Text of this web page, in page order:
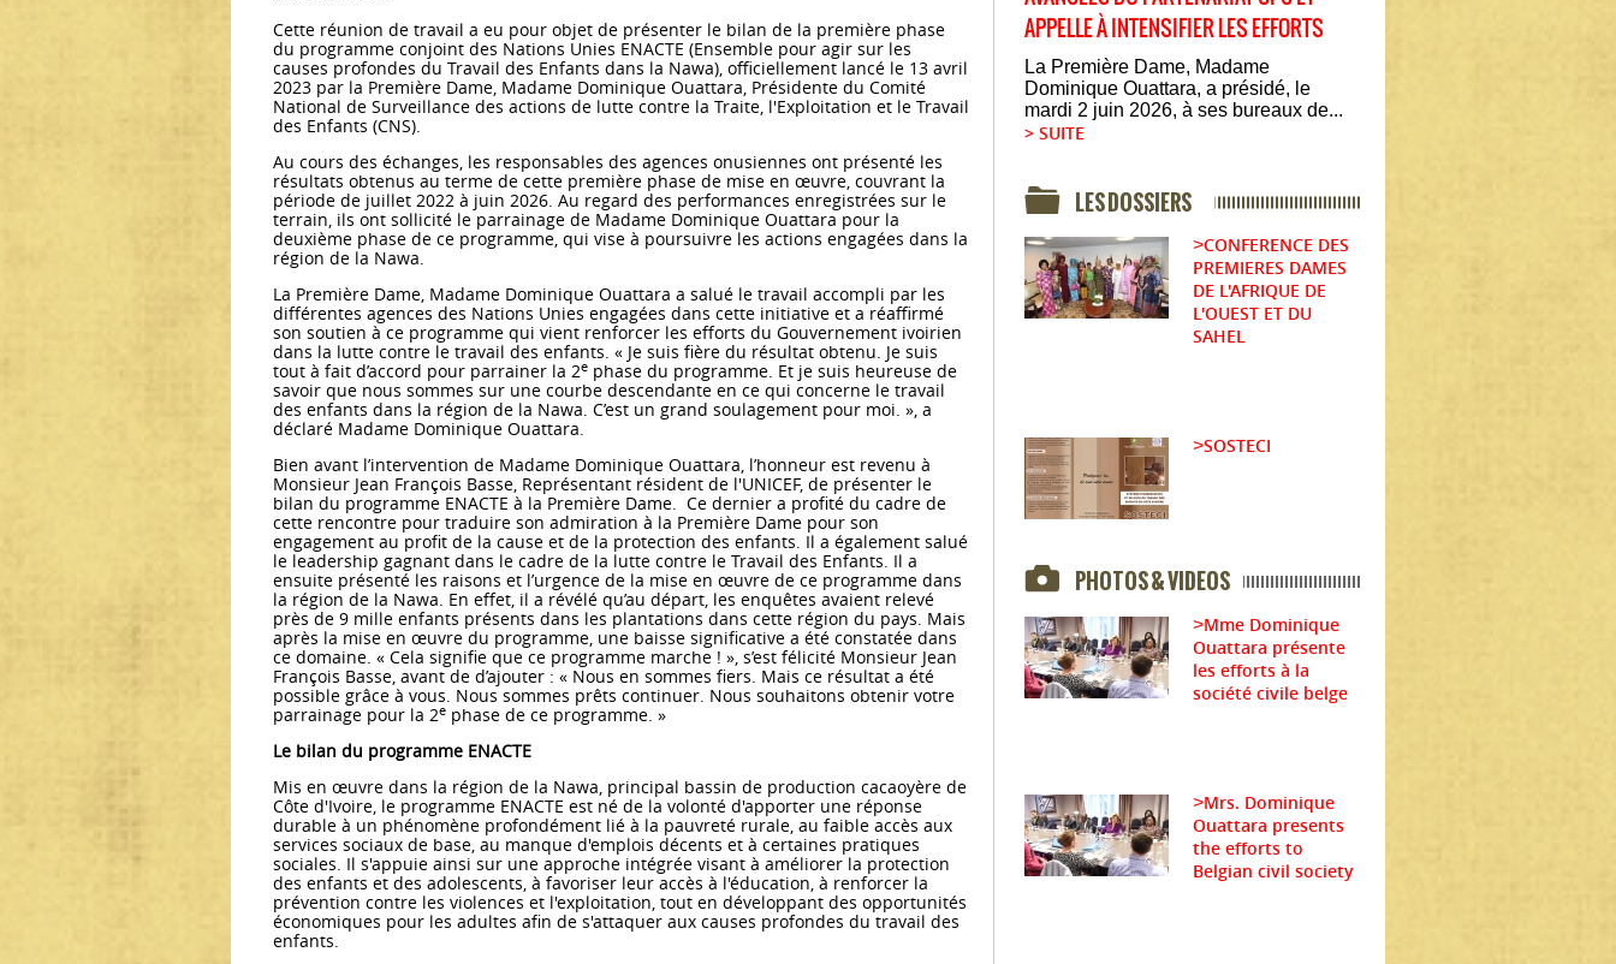
Cette réunion de travail a eu pour objet de présenter le bilan de la première phase
du programme conjoint des Nations Unies ENACTE (Ensemble pour agir sur les
causes profondes du Travail des Enfants dans la Nawa), officiellement lancé le 13 avril
2023 par la Première Dame, Madame Dominique Ouattara, Présidente du Comité
National de Surveillance des actions de lutte contre la Traite, l'Exploitation et le Travail
des Enfants (CNS).
Au cours des échanges, les responsables des agences onusiennes ont présenté les
résultats obtenus au terme de cette première phase de mise en œuvre, couvrant la
période de juillet 2022 à juin 2026. Au regard des performances enregistrées sur le
terrain, ils ont sollicité le parrainage de Madame Dominique Ouattara pour la
deuxième phase de ce programme, qui vise à poursuivre les actions engagées dans la
région de la Nawa.
La Première Dame, Madame Dominique Ouattara a salué le travail accompli par les
différentes agences des Nations Unies engagées dans cette initiative et a réaffirmé
son soutien à ce programme qui vient renforcer les efforts du Gouvernement ivoirien
dans la lutte contre le travail des enfants. « Je suis fière du résultat obtenu. Je suis
tout à fait d’accord pour parrainer la 2e phase du programme. Et je suis heureuse de
savoir que nous sommes sur une courbe descendante en ce qui concerne le travail
des enfants dans la région de la Nawa. C’est un grand soulagement pour moi. », a
déclaré Madame Dominique Ouattara.
Bien avant l’intervention de Madame Dominique Ouattara, l’honneur est revenu à
Monsieur Jean François Basse, Représentant résident de l'UNICEF, de présenter le
bilan du programme ENACTE à la Première Dame. Ce dernier a profité du cadre de
cette rencontre pour traduire son admiration à la Première Dame pour son
engagement au profit de la cause et de la protection des enfants. Il a également salué
le leadership gagnant dans le cadre de la lutte contre le Travail des Enfants. Il a
ensuite présenté les raisons et l’urgence de la mise en œuvre de ce programme dans
la région de la Nawa. En effet, il a révélé qu’au départ, les enquêtes avaient relevé
près de 9 mille enfants présents dans les plantations dans cette région du pays. Mais
après la mise en œuvre du programme, une baisse significative a été constatée dans
ce domaine. « Cela signifie que ce programme marche ! », s’est félicité Monsieur Jean
François Basse, avant de d’ajouter : « Nous en sommes fiers. Mais ce résultat a été
possible grâce à vous. Nous sommes prêts continuer. Nous souhaitons obtenir votre
parrainage pour la 2e phase de ce programme. »
Le bilan du programme ENACTE
Mis en œuvre dans la région de la Nawa, principal bassin de production cacaoyère de
Côte d'Ivoire, le programme ENACTE est né de la volonté d'apporter une réponse
durable à un phénomène profondément lié à la pauvreté rurale, au faible accès aux
services sociaux de base, au manque d'emplois décents et à certaines pratiques
sociales. Il s'appuie ainsi sur une approche intégrée visant à améliorer la protection
des enfants et des adolescents, à favoriser leur accès à l'éducation, à renforcer la
prévention contre les violences et l'exploitation, tout en développant des opportunités
économiques pour les adultes afin de s'attaquer aux causes profondes du travail des
enfants.
APPELLE À INTENSIFIER LES EFFORTS
La Première Dame, Madame
Dominique Ouattara, a présidé, le
mardi 2 juin 2026, à ses bureaux de...
> SUITE
LES DOSSIERS
>CONFERENCE DES
PREMIERES DAMES
DE L'AFRIQUE DE
L'OUEST ET DU
SAHEL
>SOSTECI
PHOTOS & VIDEOS
>Mme Dominique
Ouattara présente
les efforts à la
société civile belge
>Mrs. Dominique
Ouattara presents
the efforts to
Belgian civil society